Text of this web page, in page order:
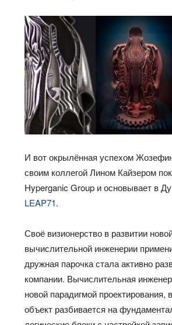
И вот окрылённая успехом
своим коллегой Лином Кайзером
Hyperganic Group и основывает в
LEAP71.
Своё визионерство в развитии
вычислительной инженерии
дружная парочка стала активно
компании. Вычислительная
новой парадигмой проектирования,
объект разбивается на